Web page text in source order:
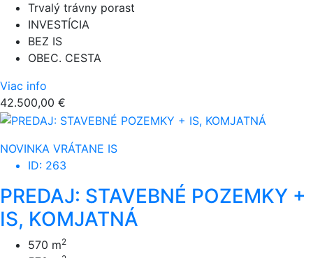
Trvalý trávny porast
INVESTÍCIA
BEZ IS
OBEC. CESTA
Viac info
42.500,00 €
NOVINKA VRÁTANE IS
ID: 263
PREDAJ: STAVEBNÉ POZEMKY +
IS, KOMJATNÁ
570 m2